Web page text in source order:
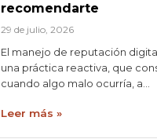
recomendarte
29 de julio, 2026
El manejo de reputación
una práctica reactiva, que
cuando algo malo ocurría, a…
Leer más »